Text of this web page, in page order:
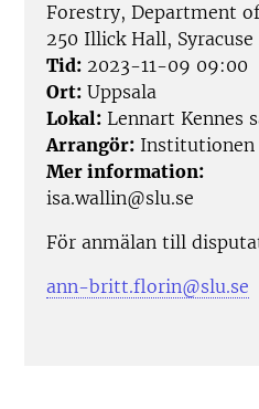
Forestry, Department
250 Illick Hall, Syracuse
Tid: 2023-11-09 09:00
Ort: Uppsala
Lokal: Lennart Kennes
Arrangör: Institutionen
Mer information:
isa.wallin@slu.se
För anmälan till
ann-britt.florin@slu.se